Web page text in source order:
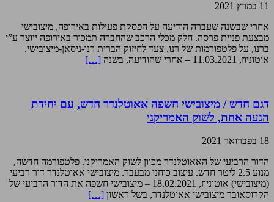
11 במרץ 2021
אחרי שבשנה שעברה הודיעה על הפסקת פעילות באירופה, מיצובישי
מבצעת פניית פרסה. חלק מכלי הרכב שהחברה תמכור באירופה ייוצר ע”י
ברנו, על פלטפורמות של רנו. צעד לחיזוק הברית רנו-ניסאן-מיצובישי.
אוטוניוז, 11.03.2021 – אחרי שהודיעה, בשנה
[…]
דגם חדש / מיצובישי חשפה אאוטלנדר חדש, עם יחידת
הנעה אחת, לשוק האמריקני
18 בפברואר 2021
הדור הרביעי של האאוטלנדר מכוון לשוק האמריקני. פלטפורמה חדשה,
מנוע 2.5 ליטר חדש. עיצוב כוחני מבעבר. מיצובישי אאוטלנדר דור רביעי
(מיצובישי) אוטוניוז, 18.02.2021 – מיצובישי חשפה את הדור הרביעי של
הקרוסאובר מיצובישי אאוטלנדר, בשל ראשון […]